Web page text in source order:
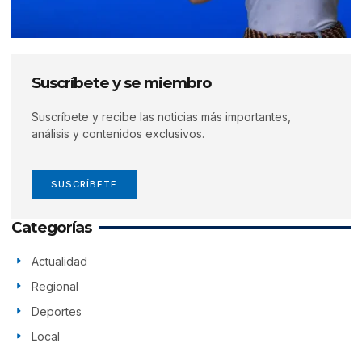
Suscríbete y se miembro
Suscríbete y recibe las noticias más importantes,
análisis y contenidos exclusivos.
SUSCRÍBETE
Categorías
Actualidad
Regional
Deportes
Local